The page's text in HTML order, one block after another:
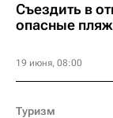
Съездить в
опасные
19 июня, 08:00
Туризм